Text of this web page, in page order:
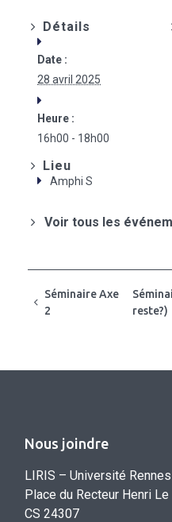
Détails
Date :
28 avril 2025
Heure :
16h00 - 18h00
Lieu
Amphi S
Voir tous les
Séminaire Axe
2
reste?)
Nous joindre
LIRIS – Université
Place du Recteur Henri
CS 24307